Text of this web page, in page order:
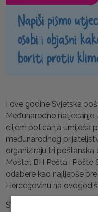
I ove godine Svjetska
Međunarodno natjecanje
ciljem poticanja umijeća
međunarodnog
organiziraju tri
Mostar, BH Pošta i Pošte
odabere kao najljepše
Hercegovinu na
Svjetska poštanska unija